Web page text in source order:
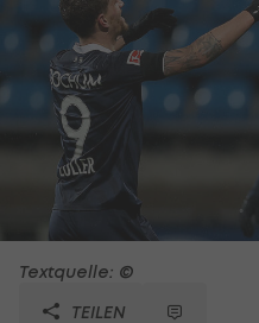
Textquelle: ©
TEILEN